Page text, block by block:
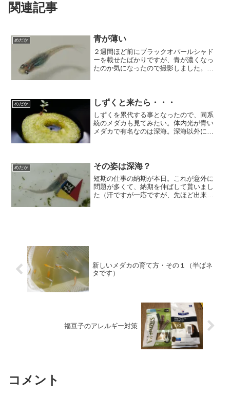
関連記事
めだか 青が薄い
２週間ほど前にブラックオパールシャド
ーを載せたばかりですが、青が濃くなっ
たのか気になったので撮影しました。変
か？尾鰭を見て貰えば分かると...
めだか しずくと来たら・・・
しずくを累代する事となったので、同系
統のメダカも見てみたい。体内光が青い
メダカで有名なのは深海。深海以外に
ポチりました(^-^)ブラ...
めだか その姿は深海？
短期の仕事の納期が本日。これが意外に
問題が多くて、納期を伸ばして貰いまし
た（汗ですが一応ですが、先ほど出来ま
新しいメダカの育て方・その１（半ばネ
タです）
福豆子のアレルギー対策
コメント